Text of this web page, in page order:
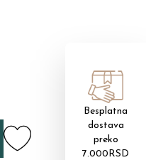
Besplatna
dostava
preko
7.000RSD